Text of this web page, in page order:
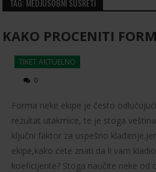
TAG: MEDJUSOBNI SUSRETI
KAKO PROCENITI
TIKET AKTUELNO
0
Forma neke ekipe je često
rezultat utakmice, te je stoga
ključni faktor za uspešno
ekipe,kako ćete znati da li vam
koeficijente? Stoga naučite neke od